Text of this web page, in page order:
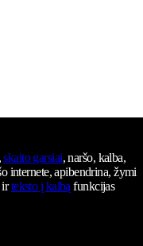
skaito garsiai, naršo, kalba,
internete, apibendrina, žymi
teksto į kalbąfunkcijas